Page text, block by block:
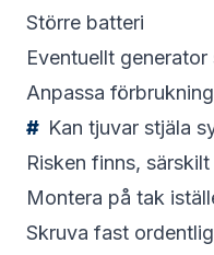
Större batteri
Eventuellt
Anpassa
Kan tjuvar stjäla
Risken finns,
Montera på tak
Skruva fast